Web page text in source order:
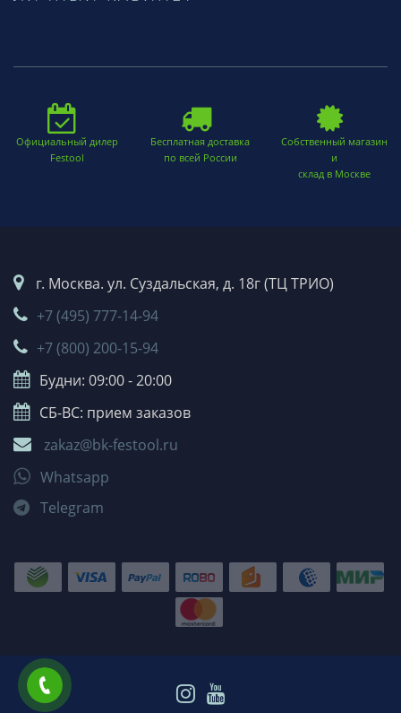
Официальный дилер
Festool
Бесплатная доставка
по всей России
Собственный магазин
и
склад в Москве
г. Москва. ул. Суздальская, д. 18г (ТЦ ТРИО)
+7 (495) 777-14-94
+7 (800) 200-15-94
Будни: 09:00 - 20:00
СБ-ВС: прием заказов
zakaz@bk-festool.ru
Whatsapp
Telegram